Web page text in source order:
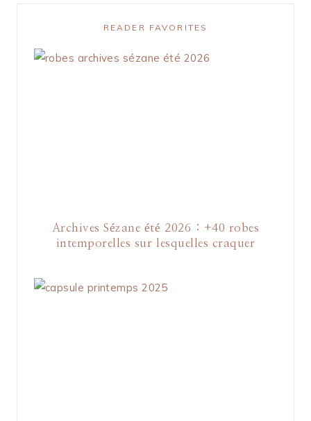
READER FAVORITES
Archives Sézane été 2026 : +40 robes
intemporelles sur lesquelles craquer